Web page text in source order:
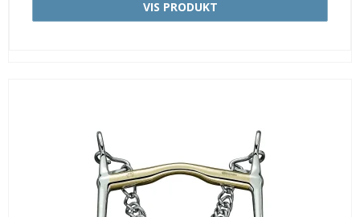
VIS PRODUKT